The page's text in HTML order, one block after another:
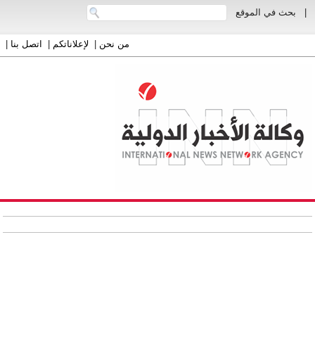
بحث في الموقع
من نحن| لإعلاناتكم| اتصل بنا|